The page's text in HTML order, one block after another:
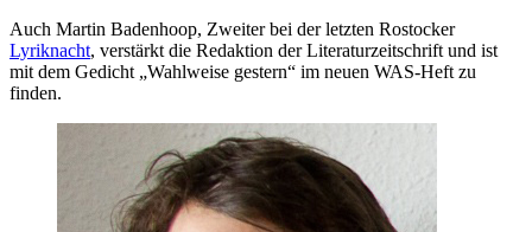
Auch Martin Badenhoop, Zweiter bei der letzten Rostocker
Lyriknacht, verstärkt die Redaktion der Literaturzeitschrift und ist
mit dem Gedicht „Wahlweise gestern“ im neuen WAS-Heft zu
finden.